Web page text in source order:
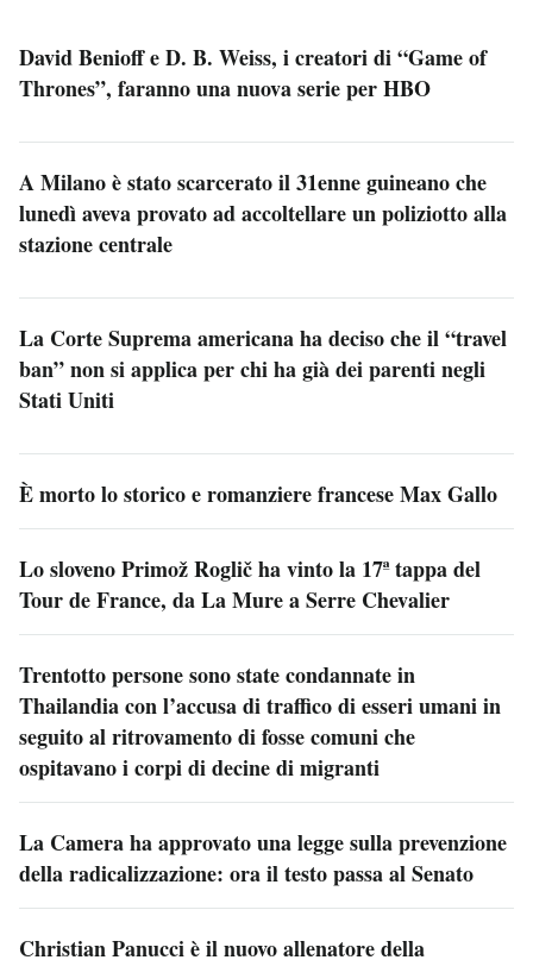
David Benioff e D. B. Weiss, i creatori di “Game of
Thrones”, faranno una nuova serie per HBO
A Milano è stato scarcerato il 31enne guineano che
lunedì aveva provato ad accoltellare un poliziotto alla
stazione centrale
La Corte Suprema americana ha deciso che il “travel
ban” non si applica per chi ha già dei parenti negli
Stati Uniti
È morto lo storico e romanziere francese Max Gallo
Lo sloveno Primož Roglič ha vinto la 17ª tappa del
Tour de France, da La Mure a Serre Chevalier
Trentotto persone sono state condannate in
Thailandia con l’accusa di traffico di esseri umani in
seguito al ritrovamento di fosse comuni che
ospitavano i corpi di decine di migranti
La Camera ha approvato una legge sulla prevenzione
della radicalizzazione: ora il testo passa al Senato
Christian Panucci è il nuovo allenatore della